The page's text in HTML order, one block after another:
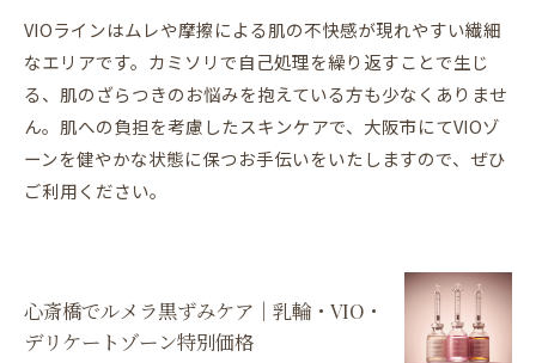
VIOラインはムレや摩擦による肌の不快感が現れやすい繊細
なエリアです。カミソリで自己処理を繰り返すことで生じ
る、肌のざらつきのお悩みを抱えている方も少なくありませ
ん。肌への負担を考慮したスキンケアで、大阪市にてVIOゾ
ーンを健やかな状態に保つお手伝いをいたしますので、ぜひ
ご利用ください。
心斎橋でルメラ黒ずみケア｜乳輪・VIO・
デリケートゾーン特別価格